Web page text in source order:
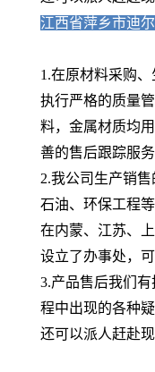
江西省萍乡市迪
1.在原材料采购
执行严格的质量
料，金属材质均
善的售后跟踪服务
2.我公司生产销
石油、环保工程
在内蒙、江苏、
设立了办事处，
3.产品售后我们
程中出现的各种
还可以派人赶赴现